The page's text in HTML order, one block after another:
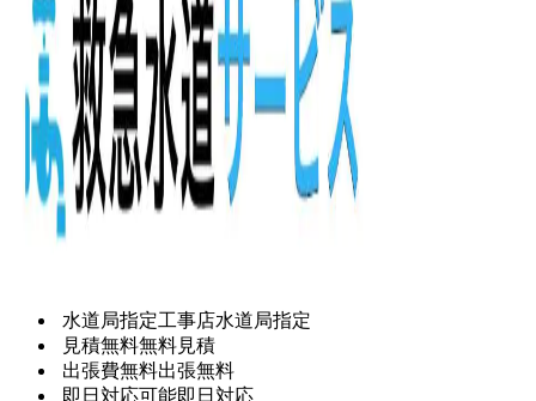
水道局指定工事店水道局指定
見積無料無料見積
出張費無料出張無料
即日対応可能即日対応